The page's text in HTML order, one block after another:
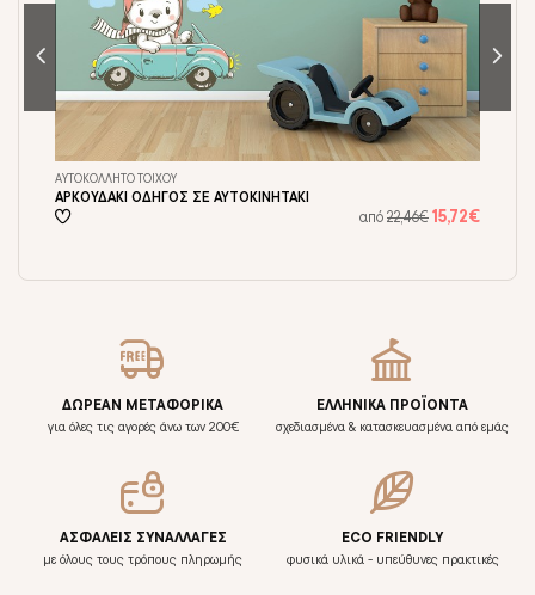
ΑΥΤΟΚΟΛΛΗΤΟ ΤΟΙΧΟΥ
ΑΡΚΟΥΔΑΚΙ ΟΔΗΓΟΣ ΣΕ ΑΥΤΟΚΙΝΗΤΑΚΙ
από22,46€15,72€
ΔΩΡΕΑΝ ΜΕΤΑΦΟΡΙΚΑ
για όλες τις αγορές άνω των 200€
ΕΛΛΗΝΙΚΑ ΠΡΟΪΟΝΤΑ
σχεδιασμένα & κατασκευασμένα από εμάς
ΑΣΦΑΛΕΙΣ ΣΥΝΑΛΛΑΓΕΣ
με όλους τους τρόπους πληρωμής
ECO FRIENDLY
φυσικά υλικά - υπεύθυνες πρακτικές